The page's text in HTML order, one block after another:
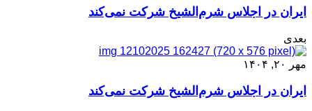
ایران در اجلاس شرم‌‌الشیخ شرکت نمی‌کند
بعدی
مهر ۲۰, ۱۴۰۴
ایران در اجلاس شرم‌‌الشیخ شرکت نمی‌کند